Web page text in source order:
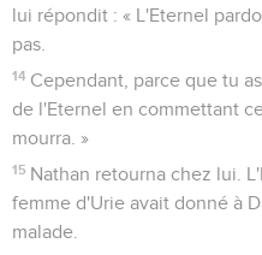
lui répondit : « L'Eternel
pas.
14 Cependant, parce que tu
de l'Eternel en commettant
mourra. »
15 Nathan retourna chez lui.
femme d'Urie avait donné à
malade.